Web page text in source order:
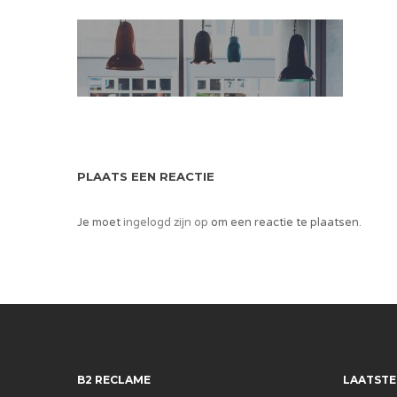
PLAATS EEN REACTIE
Je moetingelogd zijn op om een reactie te plaatsen.
B2 RECLAME